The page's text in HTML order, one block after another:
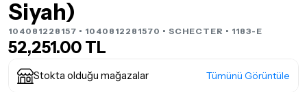
Siyah)
104081228157 • 1040812281570 • SCHECTER • 1183-E
52,251.00 TL
Stokta olduğu mağazalar Tümünü Görüntüle